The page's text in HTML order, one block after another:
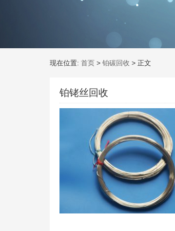
现在位置: 首页 > 铂碳回收 > 正文
铂铑丝回收